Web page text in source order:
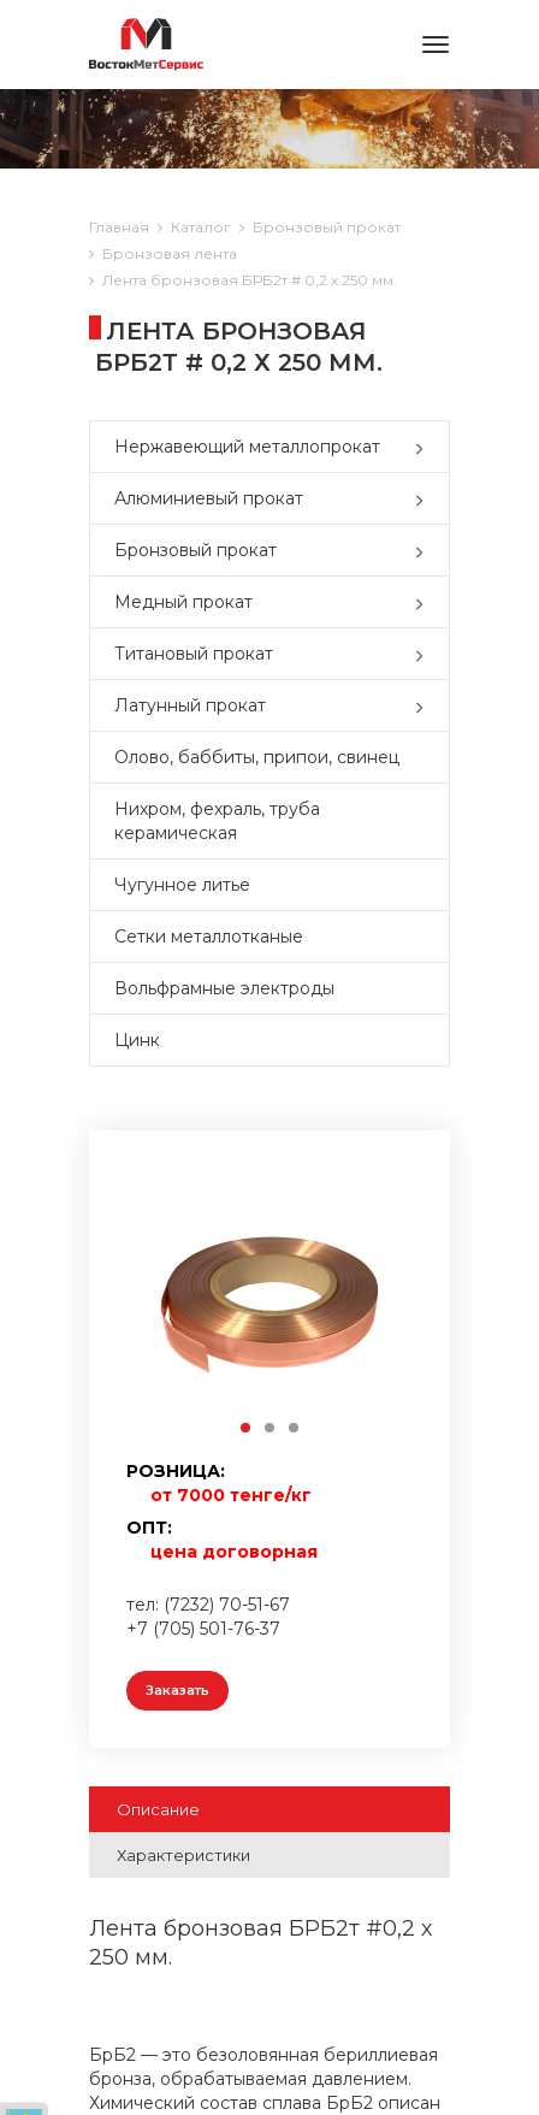
Toggle
Главная Каталог
Бронзовый прокат
Бронзовая лента
Лента бронзовая БРБ2т # 0,2 х 250 мм.
ЛЕНТА БРОНЗОВАЯ
БРБ2Т # 0,2 Х 250 ММ.
Нержавеющий металлопрокат
Алюминиевый прокат
Бронзовый прокат
Медный прокат
Титановый прокат
Латунный прокат
Олово, баббиты, припои, свинец
Нихром, фехраль, труба
керамическая
Чугунное литье
Сетки металлотканые
Вольфрамные электроды
Цинк
РОЗНИЦА:
от 7000 тенге/кг
ОПТ:
цена договорная
тел: (7232) 70-51-67
+7 (705) 501-76-37
Заказать
Описание
Характеристики
Лента бронзовая БРБ2т #0,2 х
250 мм.
БрБ2 — это безоловянная бериллиевая
бронза, обрабатываемая давлением.
Химический состав сплава БрБ2 описан